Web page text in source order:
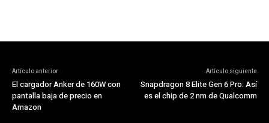
Artículo anterior
El cargador Anker de 160W con
pantalla baja de precio en
Amazon
Artículo siguiente
Snapdragon 8 Elite Gen 6 Pro: Así
es el chip de 2 nm de Qualcomm